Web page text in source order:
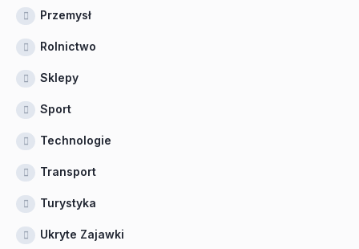
Przemysł
Rolnictwo
Sklepy
Sport
Technologie
Transport
Turystyka
Ukryte Zajawki